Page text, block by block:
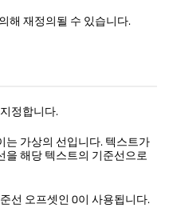
해 재정의될 수 있습니다.
정합니다.
는 가상의 선입니다. 텍스트가
을 해당 텍스트의 기준선으로
선 오프셋인 0이 사용됩니다.